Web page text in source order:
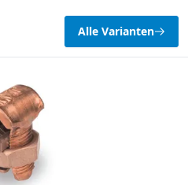
Alle Varianten